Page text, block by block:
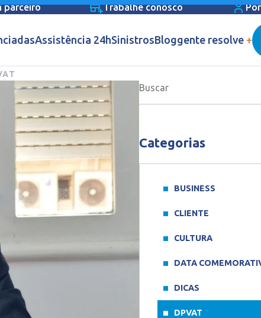
parceiro Trabalhe conosco
Assistência 24hSinistrosBloggente resolve +
Categorias
BUSINESS
CLIENTE
CULTURA
DATA
DICAS
DPVAT